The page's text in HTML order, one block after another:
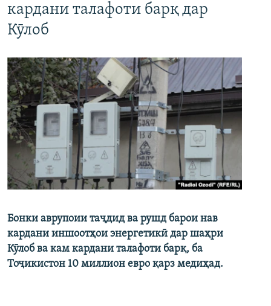
кардани талафоти барқ дар
Кӯлоб
Бонки аврупоии таҷдид ва рушд барои нав
кардани иншоотҳои энергетикӣ дар шаҳри
Кӯлоб ва кам кардани талафоти барқ, ба
Тоҷикистон 10 миллион евро қарз медиҳад.